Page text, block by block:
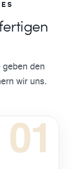
geben den
wir uns.
01